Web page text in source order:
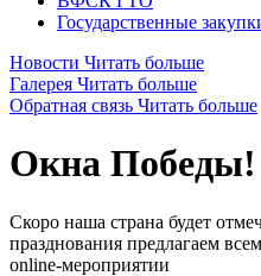
Государственные
Новости Читать больше
Галерея Читать больше
Обратная связь Читать больше
Окна Победы!
Скоро наша страна будет
празднования предлагаем
online-мероприятии